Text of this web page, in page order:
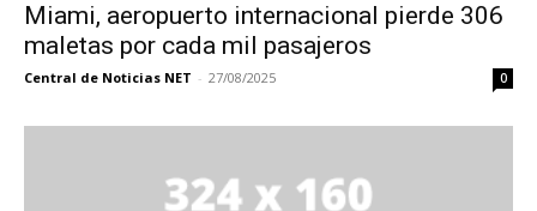
Miami, aeropuerto internacional pierde 306
maletas por cada mil pasajeros
Central de Noticias NET - 27/08/2025 0